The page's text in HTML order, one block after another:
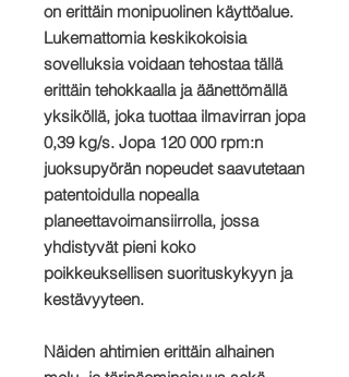
on erittäin monipuolinen käyttöalue.
Lukemattomia keskikokoisia
sovelluksia voidaan tehostaa tällä
erittäin tehokkaalla ja äänettömällä
yksiköllä, joka tuottaa ilmavirran jopa
0,39 kg/s. Jopa 120 000 rpm:n
juoksupyörän nopeudet saavutetaan
patentoidulla nopealla
planeettavoimansiirrolla, jossa
yhdistyvät pieni koko
poikkeuksellisen suorituskykyyn ja
kestävyyteen.
Näiden ahtimien erittäin alhainen